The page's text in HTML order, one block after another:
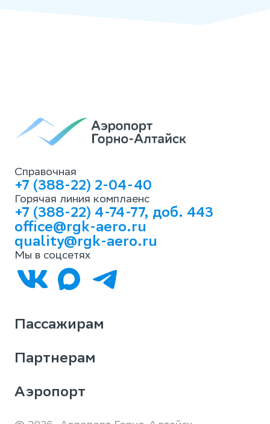
Справочная
+7 (388-22) 2-04-40
Горячая линия комплаенс
+7 (388-22) 4-74-77, доб. 443
office@rgk-aero.ru
quality@rgk-aero.ru
Мы в соцсетях
Пассажирам
Партнерам
Аэропорт